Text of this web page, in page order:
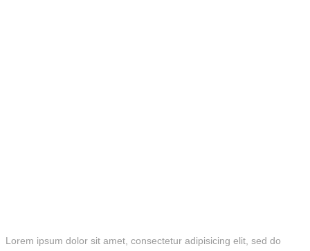
Lorem ipsum dolor sit amet, consectetur adipisicing elit, sed do